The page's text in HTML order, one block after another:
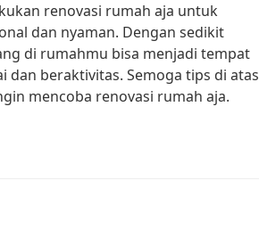
renovasi rumah aja untuk
dan nyaman. Dengan sedikit
di rumahmu bisa menjadi tempat
dan beraktivitas. Semoga tips di atas
mencoba renovasi rumah aja.